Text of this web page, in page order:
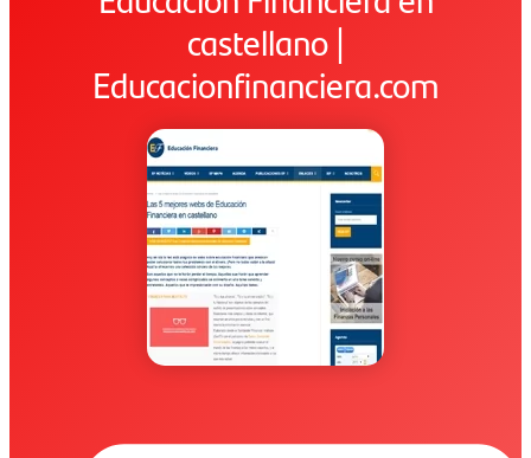
castellano |
Educacionfinanciera.com